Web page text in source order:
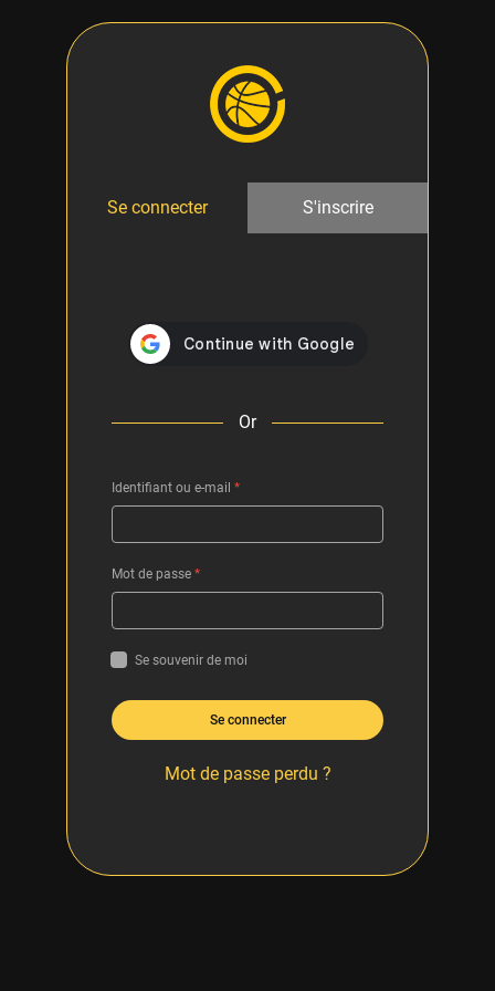
Se connecter S'inscrire
Or
Identifiant ou e-mail *
Mot de passe *
Se souvenir de moi
Se connecter
Mot de passe perdu ?